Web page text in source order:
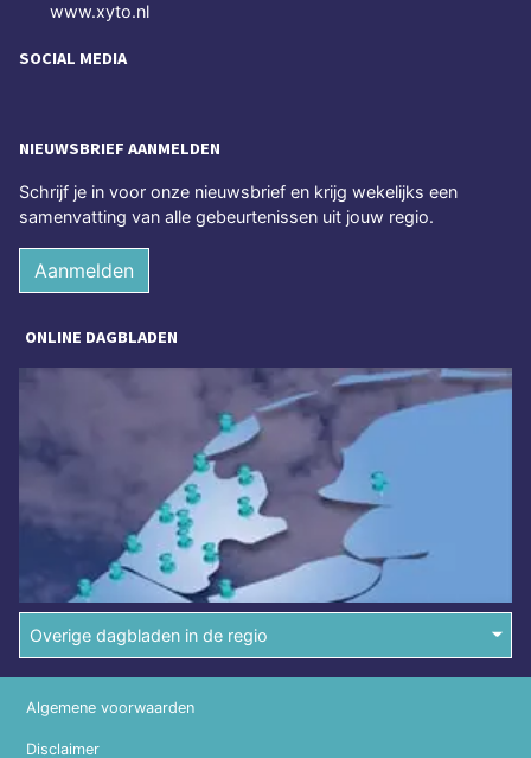
www.xyto.nl
SOCIAL MEDIA
NIEUWSBRIEF AANMELDEN
Schrijf je in voor onze nieuwsbrief en krijg wekelijks een
samenvatting van alle gebeurtenissen uit jouw regio.
Aanmelden
ONLINE DAGBLADEN
Overige dagbladen in de regio
Algemene voorwaarden
Disclaimer